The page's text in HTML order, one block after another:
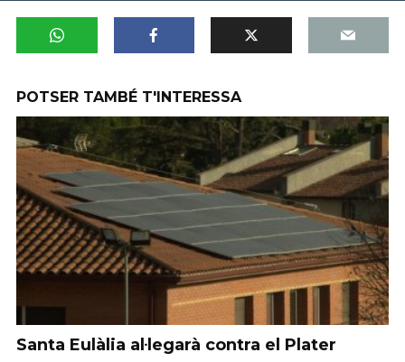
POTSER TAMBÉ T'INTERESSA
Santa Eulàlia al·legarà contra el Plater